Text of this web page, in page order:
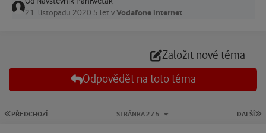
21. listopadu 2020 5 let vVodafone internet
Založit nové téma
Odpovědět na toto téma
PRVNÍ STRÁNKA
PŘEDCHOZÍ DALŠÍ
STRÁNKA 2 Z 5